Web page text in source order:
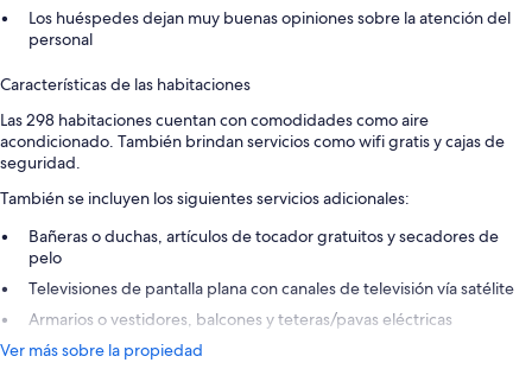
Los huéspedes dejan muy buenas opiniones sobre la atención del
personal
Características de las habitaciones
Las 298 habitaciones cuentan con comodidades como aire
acondicionado. También brindan servicios como wifi gratis y cajas de
seguridad.
También se incluyen los siguientes servicios adicionales:
Bañeras o duchas, artículos de tocador gratuitos y secadores de
pelo
Televisiones de pantalla plana con canales de televisión vía satélite
Armarios o vestidores, balcones y teteras/pavas eléctricas
Ver más sobre la propiedad